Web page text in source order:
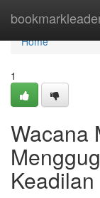
Home
Home
1
Wacana
Keadilan